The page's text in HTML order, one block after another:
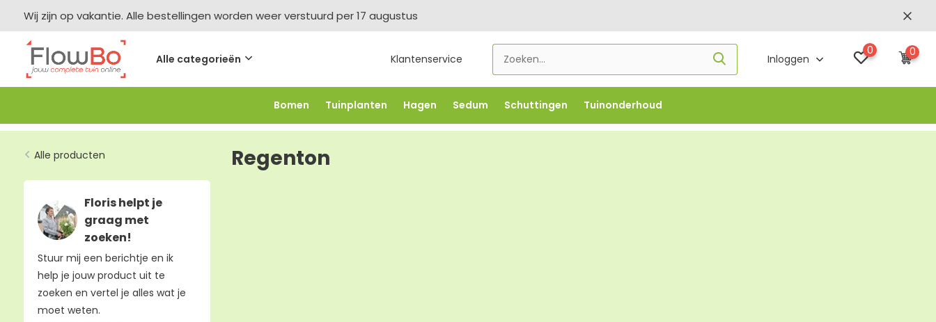
Wij zijn op vakantie. Alle bestellingen worden weer verstuurd per 17 augustus
Alle categorieën Klantenservice Inloggen
0 0
Bomen Tuinplanten Hagen Sedum Schuttingen Tuinonderhoud
-2,5% vanaf €250 -FLOWBO250 -5% vanaf €500 -FLOWBO500 -7,5% vanaf €1000 -
Alle producten
Floris helpt je
graag met
zoeken!
Stuur mij een berichtje en ik
help je jouw product uit te
zoeken en vertel je alles wat je
moet weten.
Regenton